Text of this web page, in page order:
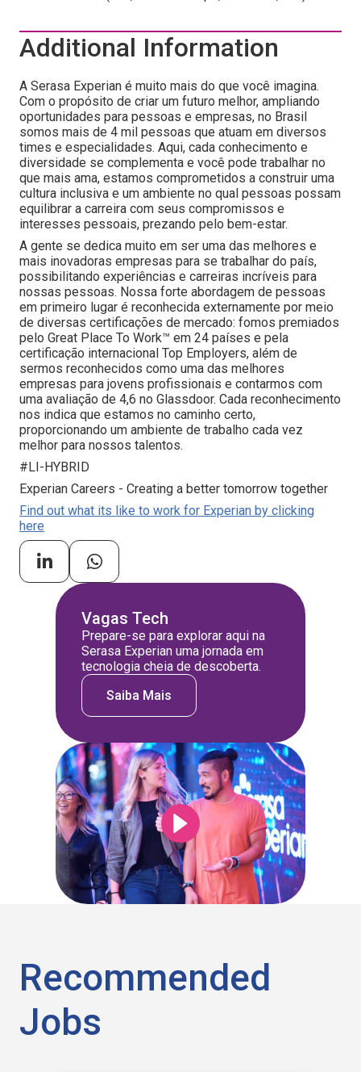
Additional Information
A Serasa Experian é muito mais do que você imagina.
Com o propósito de criar um futuro melhor, ampliando
oportunidades para pessoas e empresas, no Brasil
somos mais de 4 mil pessoas que atuam em diversos
times e especialidades. Aqui, cada conhecimento e
diversidade se complementa e você pode trabalhar no
que mais ama, estamos comprometidos a construir uma
cultura inclusiva e um ambiente no qual pessoas possam
equilibrar a carreira com seus compromissos e
interesses pessoais, prezando pelo bem-estar.
A gente se dedica muito em ser uma das melhores e
mais inovadoras empresas para se trabalhar do país,
possibilitando experiências e carreiras incríveis para
nossas pessoas. Nossa forte abordagem de pessoas
em primeiro lugar é reconhecida externamente por meio
de diversas certificações de mercado: fomos premiados
pelo Great Place To Work™ em 24 países e pela
certificação internacional Top Employers, além de
sermos reconhecidos como uma das melhores
empresas para jovens profissionais e contarmos com
uma avaliação de 4,6 no Glassdoor. Cada reconhecimento
nos indica que estamos no caminho certo,
proporcionando um ambiente de trabalho cada vez
melhor para nossos talentos.
#LI-HYBRID
Experian Careers - Creating a better tomorrow together
Find out what its like to work for Experian by clicking
here
Vagas Tech
Prepare-se para explorar aqui na
Serasa Experian uma jornada em
tecnologia cheia de descoberta.
Saiba Mais
Recommended
Jobs